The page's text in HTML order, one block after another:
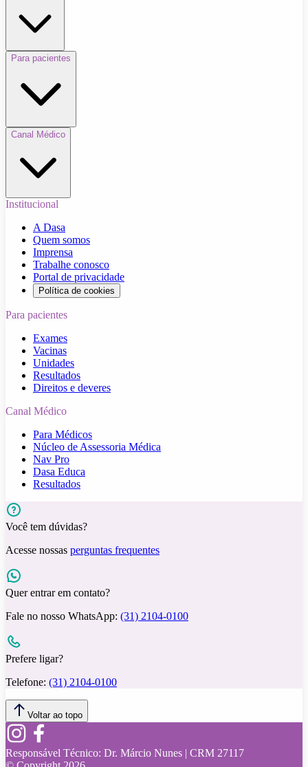
Para pacientes
Canal Médico
Institucional
A Dasa
Quem somos
Imprensa
Trabalhe conosco
Portal de privacidade
Política de cookies
Para pacientes
Exames
Vacinas
Unidades
Resultados
Direitos e deveres
Canal Médico
Para Médicos
Núcleo de Assessoria Médica
Nav Pro
Dasa Educa
Resultados
Você tem dúvidas?
Acesse nossas perguntas frequentes
Quer entrar em contato?
Fale no nosso WhatsApp: (31) 2104-0100
Prefere ligar?
Telefone: (31) 2104-0100
Voltar ao topo
Responsável Técnico: Dr. Márcio Nunes | CRM 27117